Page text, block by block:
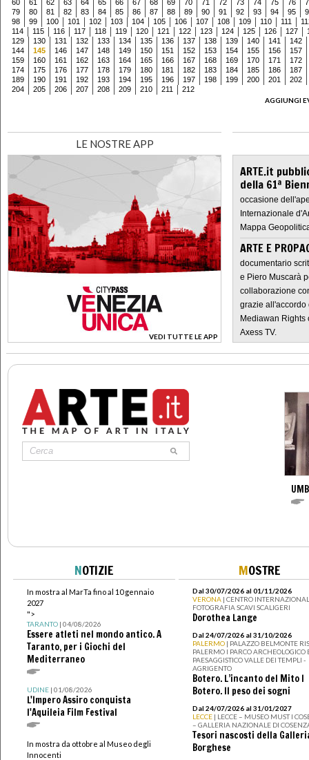
60 61 62 63 64 65 66 67 68 69 70 71 72 73 74 75 76
79
80 81 82 83 84 85 86 87 88 89 90 91 92 93 94 95
98
99 100 101 102 103 104 105 106 107 108 109 110 111
114
115 116 117 118 119 120 121 122 123 124 125 126 127
129
130 131 132 133 134 135 136 137 138 139 140 141
142
144
145 146 147 148 149 150 151 152 153 154 155 156
157
159
160 161 162 163 164 165 166 167 168 169 170 171
172
174
175 176 177 178 179 180 181 182 183 184 185 186
187
189
190 191 192 193 194 195 196 197 198 199 200 201
202
204
205 206 207 208 209 210 211
212
AGGIUNGI
LE NOSTRE APP
VEDI TUTTE LE APP
>
ARTE.it
della 61ª
occasione
Internazionale
Mappa
ARTE E
documentario
e Piero Muscarà
collaborazione
grazie all'accordo
Mediawan Rights
Axess TV.
NOTIZIE
In mostra al MarTa fino al 10 gennaio
2027
">
TARANTO| 04/08/2026
Essere atleti nel mondo antico. A
Taranto, per i Giochi del
Mediterraneo
UDINE| 01/08/2026
L'Impero Assiro conquista
l'Aquileia Film Festival
In mostra da ottobre al Museo degli
Innocenti
MOSTRE
Dal 30/07/2026 al 01/11/2026
VERONA | CENTRO
FOTOGRAFIA SCAVI SCALIGERI
Dorothea Lange
Dal 24/07/2026 al 31/10/2026
PALERMO | PALAZZO BELMONTE
PALERMO I PARCO ARCHEOLOGICO
PAESAGGISTICO VALLE DEI TEMPLI -
AGRIGENTO
Botero. L’incanto del Mito I
Botero. Il peso dei sogni
Dal 24/07/2026 al 31/01/2027
LECCE | LECCE – MUSEO MUST I
– GALLERIA NAZIONALE DI
Tesori nascosti della
Borghese